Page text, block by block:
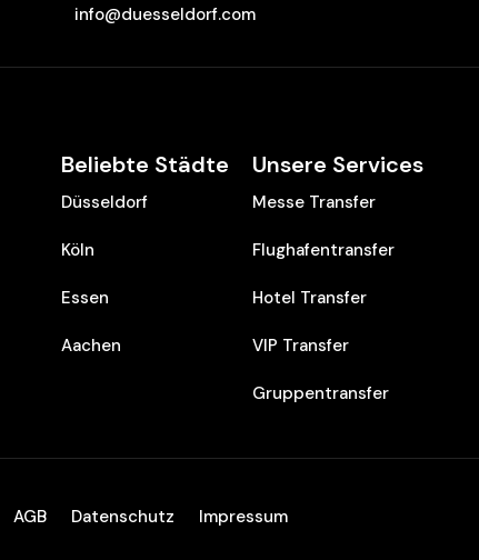
info@duesseldorf.com
Beliebte Städte
Düsseldorf
Köln
Essen
Aachen
Unsere Services
Messe Transfer
Flughafentransfer
Hotel Transfer
VIP Transfer
Gruppentransfer
AGB Datenschutz Impressum